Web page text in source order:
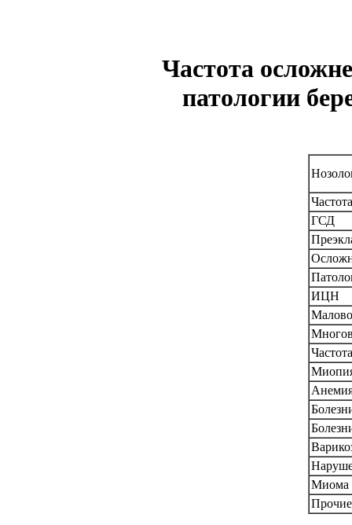
Частота
патологии
ГСД
ИЦН
Миома
Прочие